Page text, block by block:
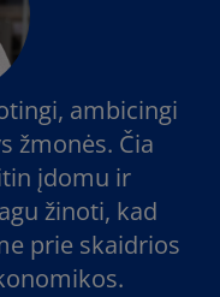
ambicingi
žmonės. Čia
įdomu ir
žinoti, kad
prie skaidrios